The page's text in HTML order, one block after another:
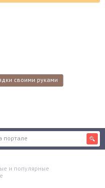
своими руками
и популярные